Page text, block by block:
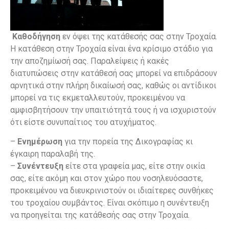
Καθοδήγηση εν όψει της κατάθεσής σας στην Τροχαία.
Η κατάθεση στην Τροχαία είναι ένα κρίσιμο στάδιο για
την αποζημίωσή σας. Παραλείψεις ή κακές
διατυπώσεις στην κατάθεσή σας μπορεί να επιδράσουν
αρνητικά στην πλήρη δικαίωσή σας, καθώς οι αντίδικοι
μπορεί να τις εκμεταλλευτούν, προκειμένου να
αμφισβητήσουν την υπαιτιότητά τους ή να ισχυριστούν
ότι είστε συνυπαίτιος του ατυχήματος.
– Ενημέρωση για την πορεία της Δικογραφίας κι
έγκαιρη παραλαβή της.
– Συνέντευξη είτε στα γραφεία μας, είτε στην οικία
σας, είτε ακόμη και στον χώρο που νοσηλευόσαστε,
προκειμένου να διευκρινιστούν οι ιδιαίτερες συνθήκες
του τροχαίου συμβάντος. Είναι σκόπιμο η συνέντευξη
να προηγείται της κατάθεσής σας στην Τροχαία.